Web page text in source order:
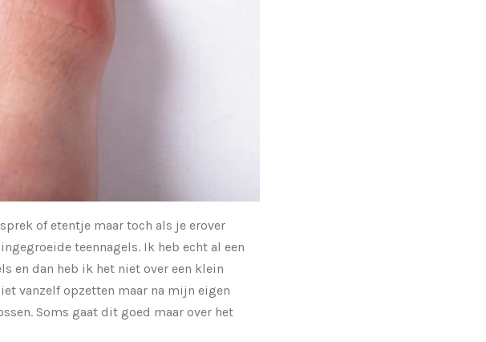
of etentje maar toch als je erover
teennagels. Ik heb echt al een
en dan heb ik het niet over een klein
vanzelf opzetten maar na mijn eigen
Soms gaat dit goed maar over het